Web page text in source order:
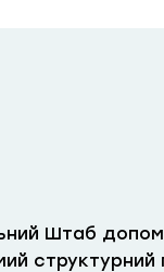
Штаб
структурний